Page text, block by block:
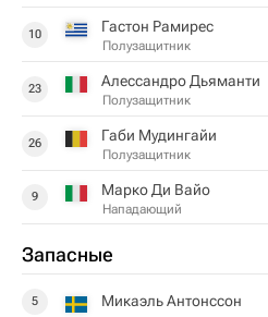
10 Гастон Рамирес
Полузащитник
23 Алессандро Дьяманти
Полузащитник
26 Габи Мудингайи
Полузащитник
9 Марко Ди Вайо
Нападающий
Запасные
5 Микаэль Антонссон